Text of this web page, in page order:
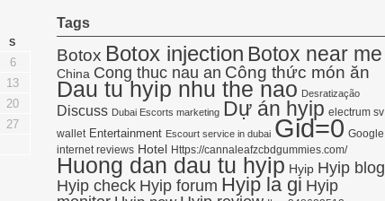
S
6
13
20
27
Tags
Botox Botox injection Botox near me
China Cong thuc nau an Công thức món ăn
Dau tu hyip nhu the nao Desratização
Discuss Dubai Escorts marketing Dự án hyip electrum sv
wallet Entertainment Escourt service in dubai Gid=0 Google
internet reviews Hotel Https://cannaleafzcbdgummies.com/
Huong dan dau tu hyip Hyip Hyip blog
Hyip check Hyip forum Hyip la gi Hyip